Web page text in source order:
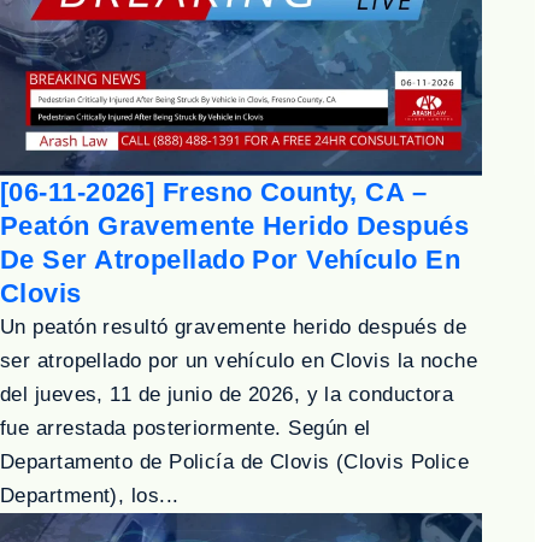
[06-11-2026] Fresno County, CA –
Peatón Gravemente Herido Después
De Ser Atropellado Por Vehículo En
Clovis
Un peatón resultó gravemente herido después de
ser atropellado por un vehículo en Clovis la noche
del jueves, 11 de junio de 2026, y la conductora
fue arrestada posteriormente. Según el
Departamento de Policía de Clovis (Clovis Police
Department), los...